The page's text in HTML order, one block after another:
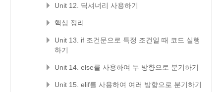
Unit 12. 딕셔너리 사용하기
핵심 정리
Unit 13. if 조건문으로 특정 조건일 때 코드 실행
하기
Unit 14. else를 사용하여 두 방향으로 분기하기
Unit 15. elif를 사용하여 여러 방향으로 분기하기